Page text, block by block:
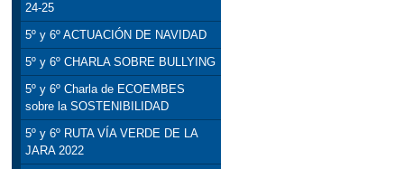
24-25
5º y 6º ACTUACIÓN DE NAVIDAD
5º y 6º CHARLA SOBRE BULLYING
5º y 6º Charla de ECOEMBES
sobre la SOSTENIBILIDAD
5º y 6º RUTA VÍA VERDE DE LA
JARA 2022